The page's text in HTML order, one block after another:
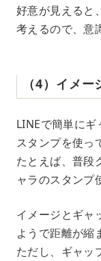
好意が見えると
考えるので、意
（4）イメ
LINEで簡単にギ
スタンプを使っ
たとえば、普段
ャラのスタンプ
イメージとギャ
ようで距離が縮
ただし、ギャッ